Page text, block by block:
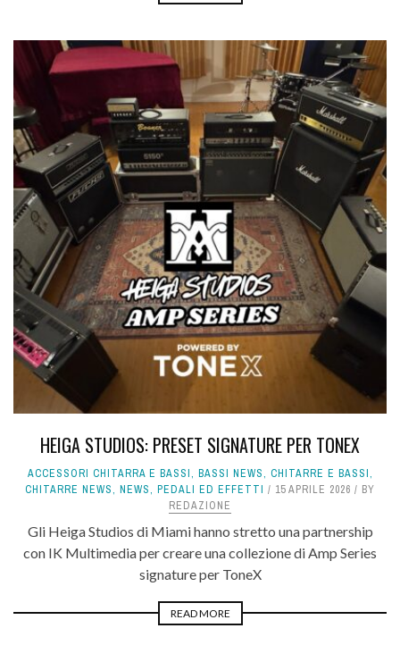
HEIGA STUDIOS: PRESET SIGNATURE PER TONEX
ACCESSORI CHITARRA E BASSI, BASSI NEWS, CHITARRE E BASSI,
CHITARRE NEWS, NEWS, PEDALI ED EFFETTI 15 APRILE 2026
BY
REDAZIONE
Gli Heiga Studios di Miami hanno stretto una partnership
con IK Multimedia per creare una collezione di Amp Series
signature per ToneX
READ MORE